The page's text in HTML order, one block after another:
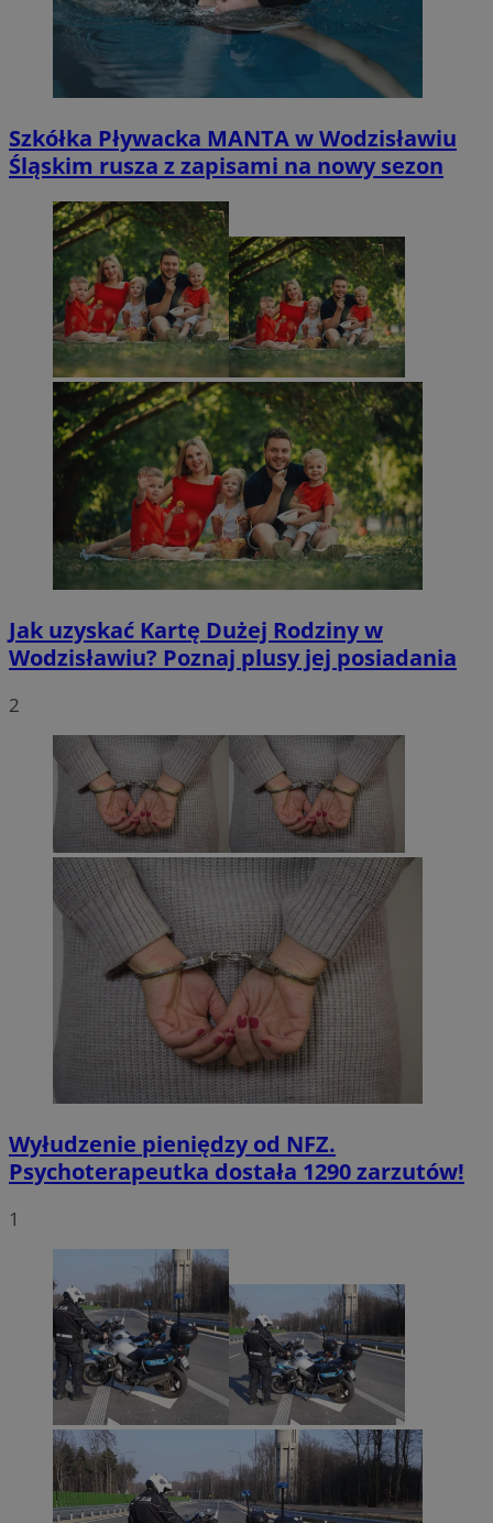
Szkółka Pływacka MANTA w Wodzisławiu
Śląskim rusza z zapisami na nowy sezon
Jak uzyskać Kartę Dużej Rodziny w
Wodzisławiu? Poznaj plusy jej posiadania
2
Wyłudzenie pieniędzy od NFZ.
Psychoterapeutka dostała 1290 zarzutów!
1